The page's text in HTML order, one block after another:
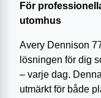
För
utomhus
Avery Dennison
lösningen för dig
– varje dag.
utmärkt för både